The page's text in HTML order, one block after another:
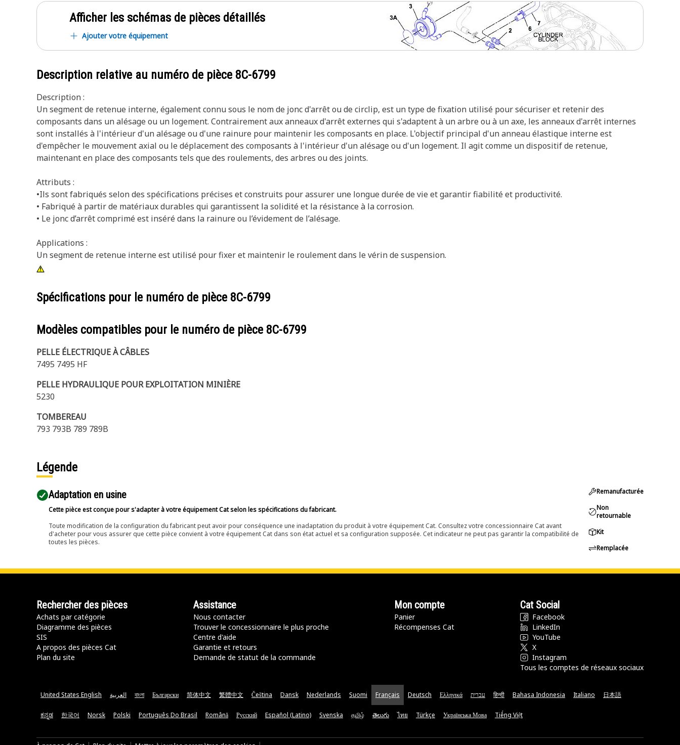
Afficher les schémas de pièces détaillés
Ajouter votre équipement
Description relative au numéro de pièce 8C-6799
Description :
Un segment de retenue interne, également connu sous le nom de jonc d'arrêt ou de circlip, est un type de fixation utilisé pour sécuriser et retenir des
composants dans un alésage ou un logement. Contrairement aux anneaux d'arrêt externes qui s'adaptent à un arbre ou à un axe, les anneaux d'arrêt internes
sont installés à l'intérieur d'un alésage ou d'une rainure pour maintenir les composants en place. L'objectif principal d'un anneau élastique interne est
d'empêcher le mouvement axial ou le déplacement des composants à l'intérieur d'un alésage ou d'un logement. Il agit comme un dispositif de retenue,
maintenant en place des composants tels que des roulements, des arbres ou des joints.
Attributs :
•Ils sont fabriqués selon des spécifications précises et construits pour assurer une longue durée de vie et garantir fiabilité et productivité.
• Fabriqué à partir de matériaux durables qui garantissent la solidité et la résistance à la corrosion.
• Le jonc d’arrêt comprimé est inséré dans la rainure ou l’évidement de l’alésage.
Applications :
Un segment de retenue interne est utilisé pour fixer et maintenir le roulement dans le vérin de suspension.
Spécifications pour le numéro de pièce 8C-6799
Modèles compatibles pour le numéro de pièce 8C-6799
PELLE ÉLECTRIQUE À CÂBLES
7495 7495 HF
PELLE HYDRAULIQUE POUR EXPLOITATION MINIÈRE
5230
TOMBEREAU
793 793B 789 789B
Légende
Adaptation en usine
Cette pièce est conçue pour s'adapter à votre équipement Cat selon les spécifications du fabricant.
Toute modification de la configuration du fabricant peut avoir pour conséquence une inadaptation du produit à votre équipement Cat. Consultez votre concessionnaire Cat avant
d'acheter pour vous assurer que cette pièce convient à votre équipement Cat dans son état actuel et sa configuration supposée. Cet indicateur ne peut pas garantir la compatibilité de
toutes les pièces.
Remanufacturée
Non
retournable
Kit
Remplacée
Rechercher des pièces
Achats par catégorie
Diagramme des pièces
SIS
A propos des pièces Cat
Plan du site
Assistance
Nous contacter
Trouver le concessionnaire le plus proche
Centre d'aide
Garantie et retours
Demande de statut de la commande
Mon compte
Panier
Récompenses Cat
Cat Social
Facebook
LinkedIn
YouTube
X
Instagram
Tous les comptes de réseaux sociaux
United States English العربية বাংলা Български 简体中文 繁體中文 Čeština Dansk Nederlands Suomi Français Deutsch Ελληνικά עברית हिन्दी Bahasa Indonesia Italiano 日本語
ಕನ್ನಡ 한국어 Norsk Polski Português Do Brasil Română Русский Español (Latino) Svenska தமிழ் తెలుగు ไทย Türkçe Українська Мова Tiếng Việt